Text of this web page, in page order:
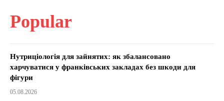
Popular
Нутриціологія для зайнятих: як збалансовано
харчуватися у франківських закладах без шкоди для
фігури
05.08.2026